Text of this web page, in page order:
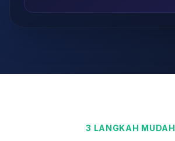
3 LANGKAH MUDAH